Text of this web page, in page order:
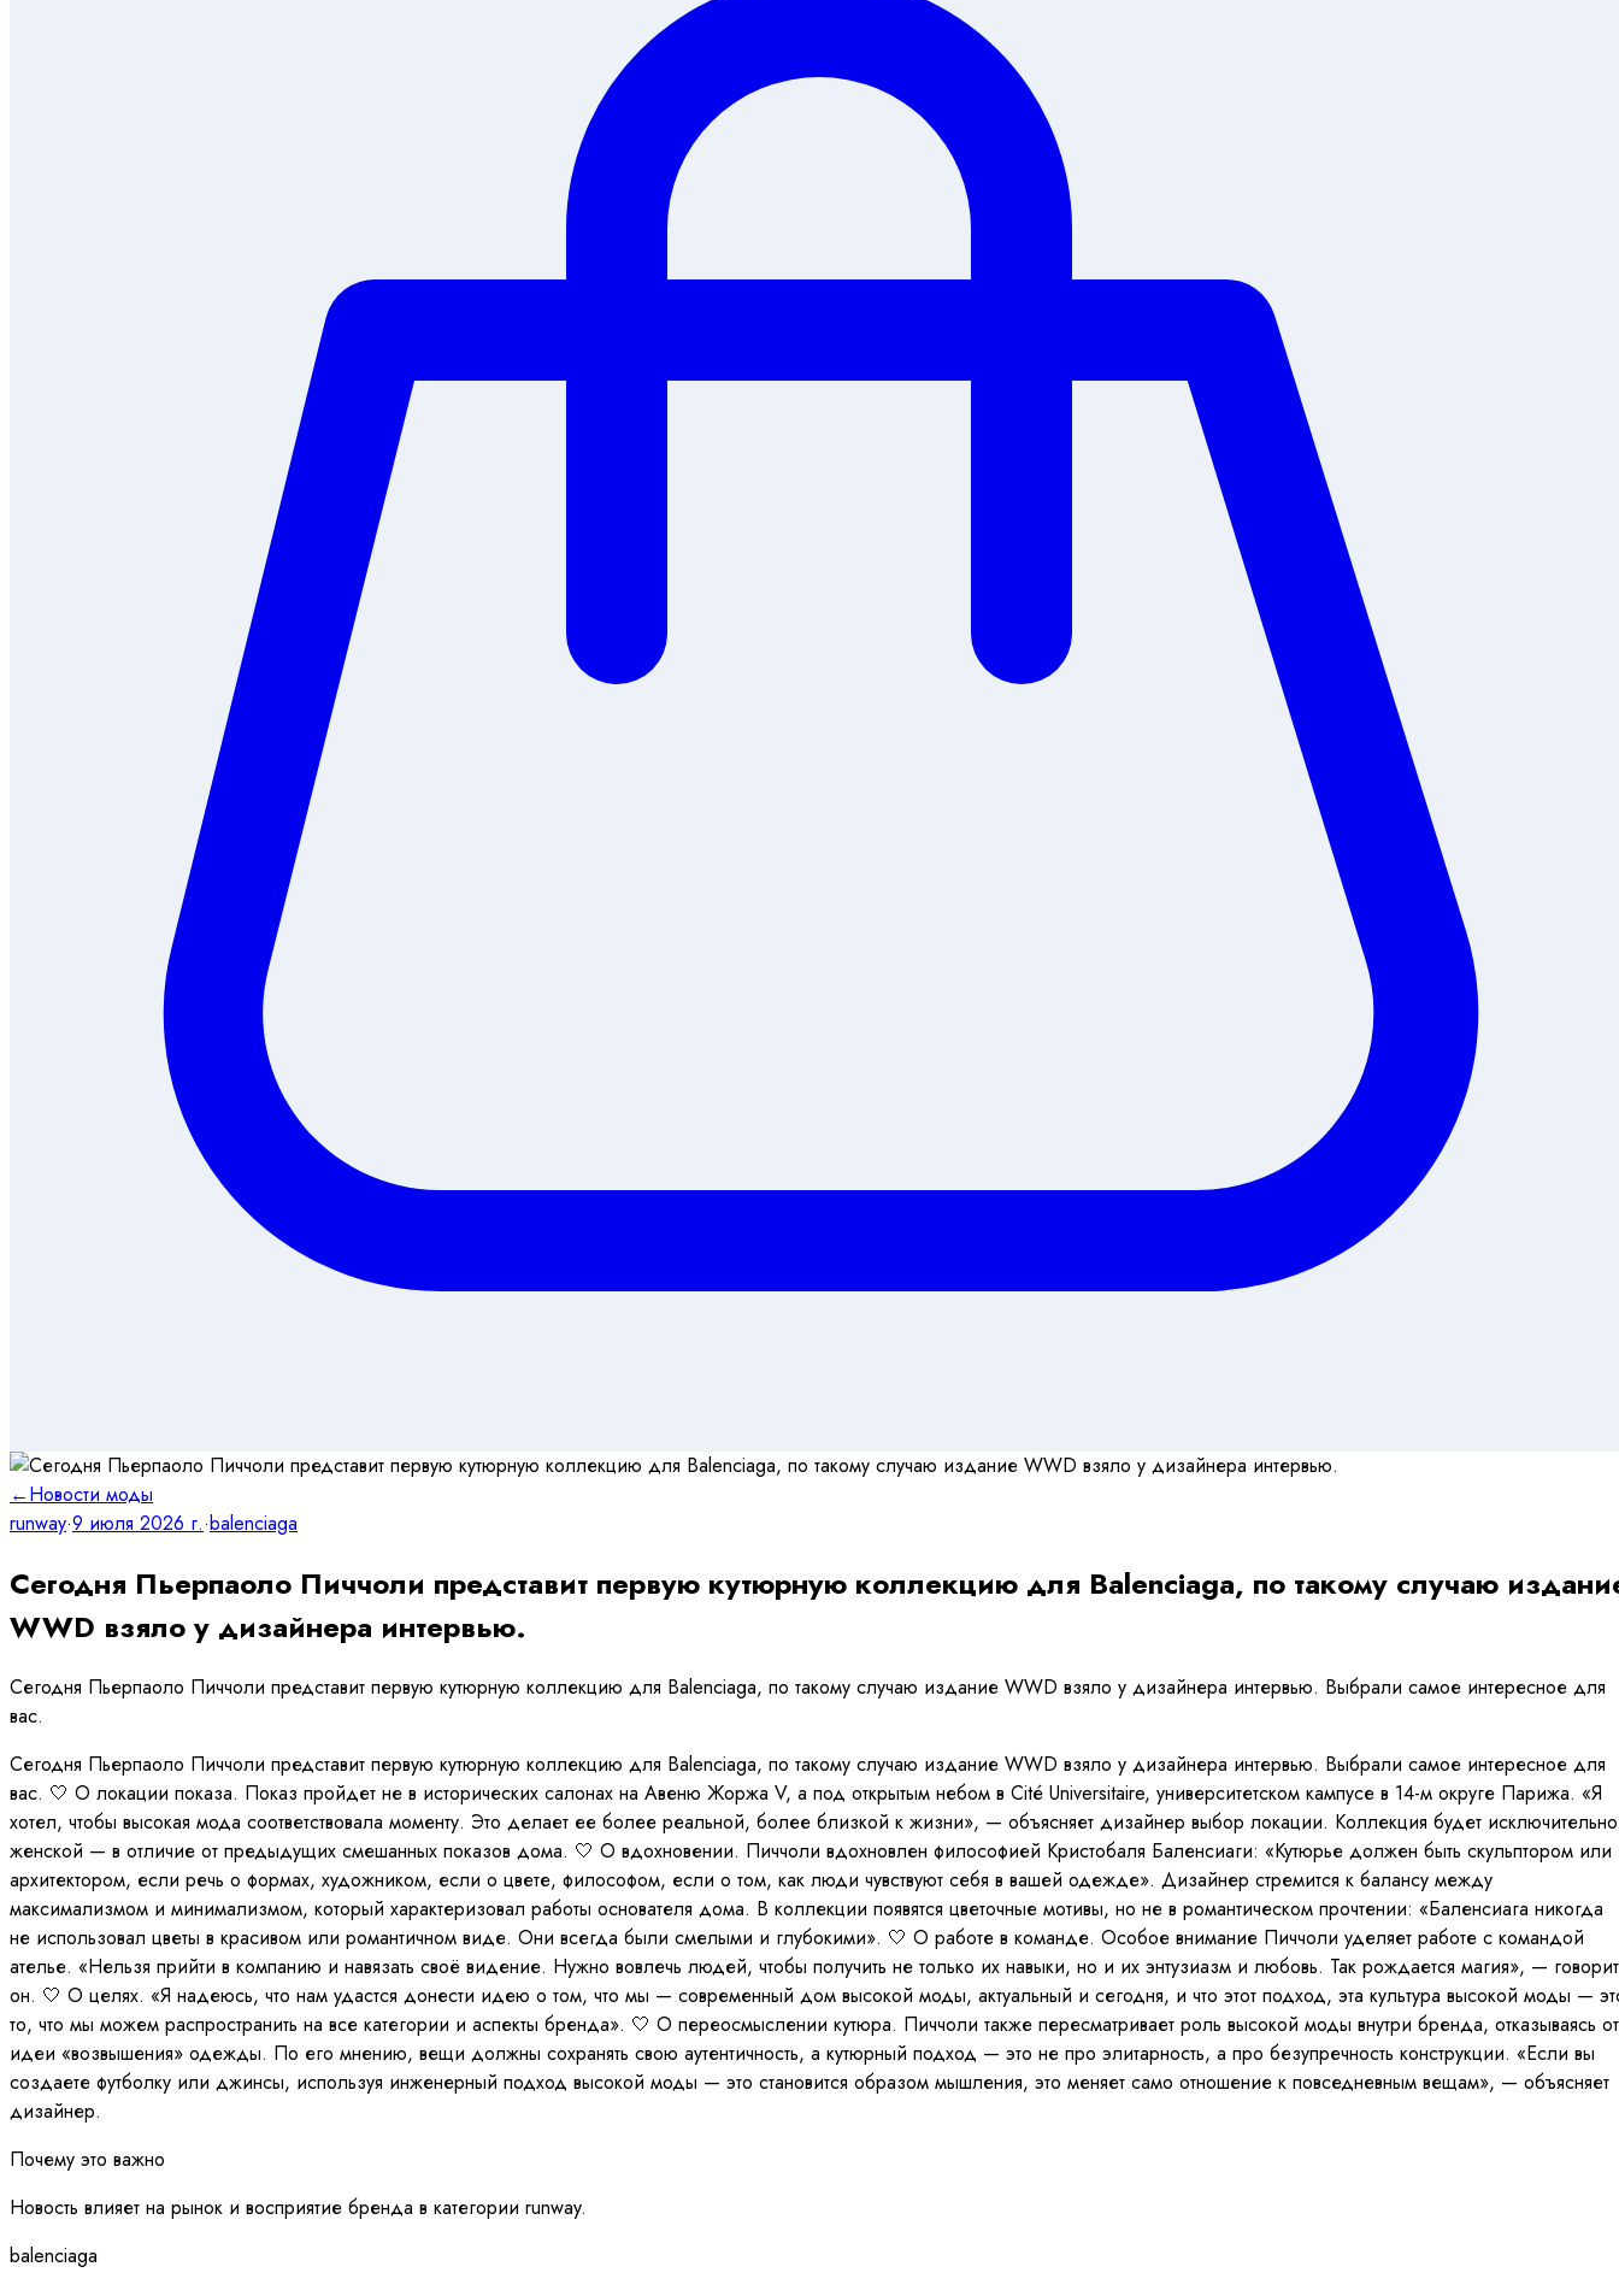
←Новости моды
runway·9 июля 2026 г.·balenciaga
Сегодня Пьерпаоло Пиччоли представит первую кутюрную коллекцию для Balenciaga, по такому случаю
WWD взяло у дизайнера интервью.
Сегодня Пьерпаоло Пиччоли представит первую кутюрную коллекцию для Balenciaga, по такому случаю издание WWD взяло у дизайнера интервью. Выбрали самое интересное для
вас.
Сегодня Пьерпаоло Пиччоли представит первую кутюрную коллекцию для Balenciaga, по такому случаю издание WWD взяло у дизайнера интервью. Выбрали самое интересное для
вас. 🤍 О локации показа. Показ пройдет не в исторических салонах на Авеню Жоржа V, а под открытым небом в Cité Universitaire, университетском кампусе в 14-м округе Парижа. «Я
хотел, чтобы высокая мода соответствовала моменту. Это делает ее более реальной, более близкой к жизни», — объясняет дизайнер выбор локации. Коллекция будет исключительно
женской — в отличие от предыдущих смешанных показов дома. 🤍 О вдохновении. Пиччоли вдохновлен философией Кристобаля Баленсиаги: «Кутюрье должен быть скульптором или
архитектором, если речь о формах, художником, если о цвете, философом, если о том, как люди чувствуют себя в вашей одежде». Дизайнер стремится к балансу между
максимализмом и минимализмом, который характеризовал работы основателя дома. В коллекции появятся цветочные мотивы, но не в романтическом прочтении: «Баленсиага никогда
не использовал цветы в красивом или романтичном виде. Они всегда были смелыми и глубокими». 🤍 О работе в команде. Особое внимание Пиччоли уделяет работе с командой
ателье. «Нельзя прийти в компанию и навязать своё видение. Нужно вовлечь людей, чтобы получить не только их навыки, но и их энтузиазм и любовь. Так рождается магия», — говорит
он. 🤍 О целях. «Я надеюсь, что нам удастся донести идею о том, что мы — современный дом высокой моды, актуальный и сегодня, и что этот подход, эта культура высокой моды —
то, что мы можем распространить на все категории и аспекты бренда». 🤍 О переосмыслении кутюра. Пиччоли также пересматривает роль высокой моды внутри бренда, отказываясь от
идеи «возвышения» одежды. По его мнению, вещи должны сохранять свою аутентичность, а кутюрный подход — это не про элитарность, а про безупречность конструкции. «Если вы
создаете футболку или джинсы, используя инженерный подход высокой моды — это становится образом мышления, это меняет само отношение к повседневным вещам», — объясняет
дизайнер.
Почему это важно
Новость влияет на рынок и восприятие бренда в категории runway.
balenciaga